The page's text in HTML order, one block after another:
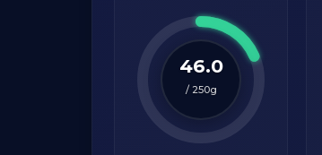
46.0
/ 250g